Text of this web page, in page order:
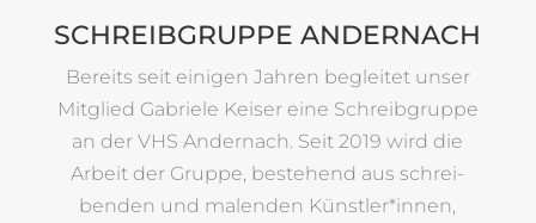
SCHREIB­GRUPPE ANDERNACH
Bereits seit einigen Jahren begleitet unser
Mit­glied Gabriele Keiser eine Schreib­gruppe
an der VHS Ander­nach. Seit 2019 wird die
Arbeit der Gruppe, bestehend aus schrei­
benden und malenden Künstler*innen,